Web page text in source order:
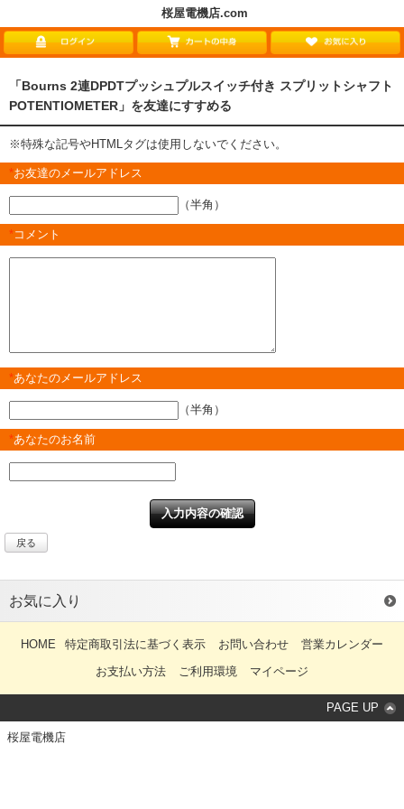
桜屋電機店.com
「Bourns 2連DPDTプッシュプルスイッチ付き スプリットシャフト
POTENTIOMETER」を友達にすすめる
※特殊な記号やHTMLタグは使用しないでください。
*お友達のメールアドレス
（半角）
* コメント
*あなたのメールアドレス
（半角）
*あなたのお名前
戻る
お気に入り
HOME 特定商取引法に基づく表示 お問い合わせ
営業カレンダー
お支払い方法
ご利用環境 マイページ
PAGE UP
桜屋電機店